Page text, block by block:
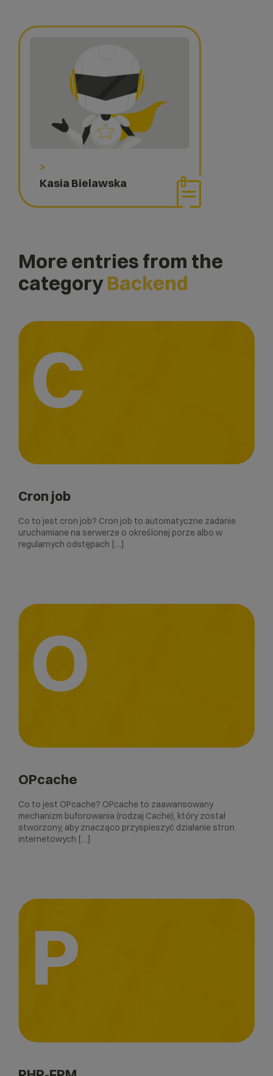
>
Kasia Bielawska
More entries from the
categoryBackend
C
Cron job
Co to jest cron job? Cron job to automatyczne zadanie
uruchamiane na serwerze o określonej porze albo w
regularnych odstępach […]
O
OPcache
Co to jest OPcache? OPcache to zaawansowany
mechanizm buforowania (rodzaj Cache), który został
stworzony, aby znacząco przyspieszyć działanie stron
internetowych […]
P